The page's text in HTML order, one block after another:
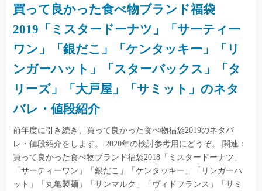
買って良かった食べ物ブランド福袋
2019「ミスタードーナツ」「サーティー
ワン」「銀だこ」「ケンタッキー」「リ
ンガーハット」「スターバックス」「タ
リーズ」「大戸屋」「サミット」のネタ
バレ・値段紹介
前年度に引き続き、買って良かった食べ物福袋2019のネタバ
レ・値段紹介をします。 2020年の検討参考用にどうぞ。 関連：
買って良かった食べ物ブランド福袋2018「ミスタードーナツ」
「サーティーワン」「銀だこ」「ケンタッキー」「リンガーハ
ット」「丸亀製麺」「サンマルク」「ヴィドフランス」「サミ